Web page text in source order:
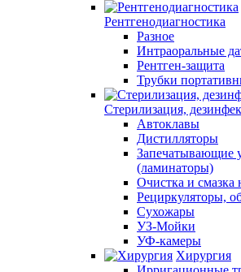
Рентгенодиагностика
Разное
Интраоральные
Рентген-защита
Трубки
Стерилизация,
Автоклавы
Дистилляторы
Запечатывающие
(ламинаторы)
Очистка и смазка
Рециркуляторы,
Сухожары
УЗ-Мойки
УФ-камеры
Хирургия